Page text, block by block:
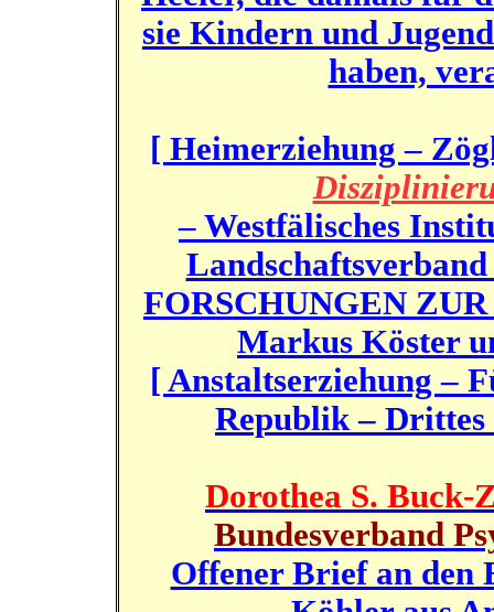
sie Kindern und
haben,
[ Heimerziehung –
– Westfälisches
FORSCHUNGEN
Markus Köster
[ Anstaltserziehung –
Republik –
Dorothea S. Buck-
Bundesverband
Offener Brief an den